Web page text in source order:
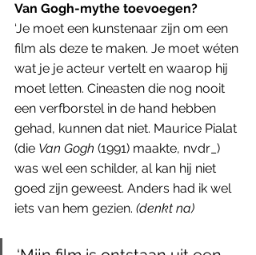
Van Gogh-mythe toevoegen?
‘Je moet een kunstenaar zijn om een
film als deze te maken. Je moet wéten
wat je je acteur vertelt en waarop hij
moet letten. Cineasten die nog nooit
een verfborstel in de hand hebben
gehad, kunnen dat niet. Maurice Pialat
(die Van Gogh (1991) maakte, nvdr_)
was wel een schilder, al kan hij niet
goed zijn geweest. Anders had ik wel
iets van hem gezien. (denkt na)